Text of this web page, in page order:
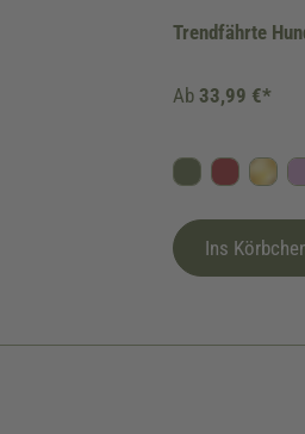
Trendfährte
Oliv Bordeaux
Gold
Ab33,99 €*
Ins